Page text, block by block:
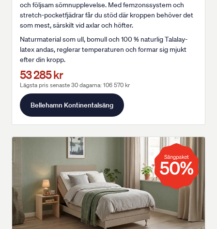
och följsam sömnupplevelse. Med femzonssystem och
stretch-pocketfjädrar får du stöd där kroppen behöver det
som mest, särskilt vid axlar och höfter.
Naturmaterial som ull, bomull och 100 % naturlig Talalay-
latex andas, reglerar temperaturen och formar sig mjukt
efter din kropp.
53 285 kr
Lägsta pris senaste 30 dagarna: 106 570 kr
Bellehamn Kontinentalsäng